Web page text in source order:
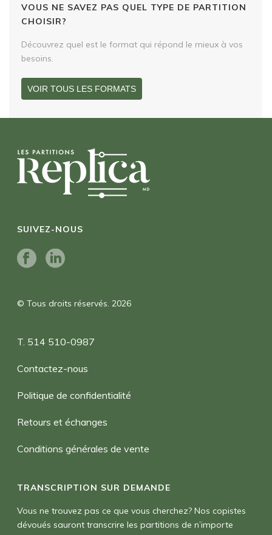
VOUS NE SAVEZ PAS QUEL TYPE DE PARTITION
CHOISIR?
Découvrez quel est le format qui répond le mieux à vos
besoins.
VOIR TOUS LES FORMATS
SUIVEZ-NOUS
© Tous droits réservés. 2026
T. 514 510-0987
Contactez-nous
Politique de confidentialité
Retours et échanges
Conditions générales de vente
TRANSCRIPTION SUR DEMANDE
Vous ne trouvez pas ce que vous cherchez? Nos copistes
dévoués sauront transcrire les partitions de n’importe